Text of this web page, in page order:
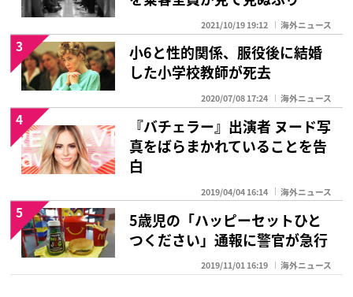
2021/10/19 19:12 海外ニュース
小6と性的関係、服役後に結婚
した小学校教師が死去
2020/07/08 17:24 海外ニュース
3
『バチェラー』出演者 ヌード写
真をばらまかれていることを告
白
2019/04/04 16:14 海外ニュース
4
5歳児の「ハッピーセットひと
つください」通報に警官が急行
2019/11/01 16:19 海外ニュース
5